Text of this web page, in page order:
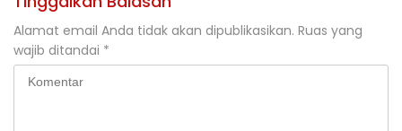
Alamat email Anda tidak akan dipublikasikan. Ruas yang
wajib ditandai *